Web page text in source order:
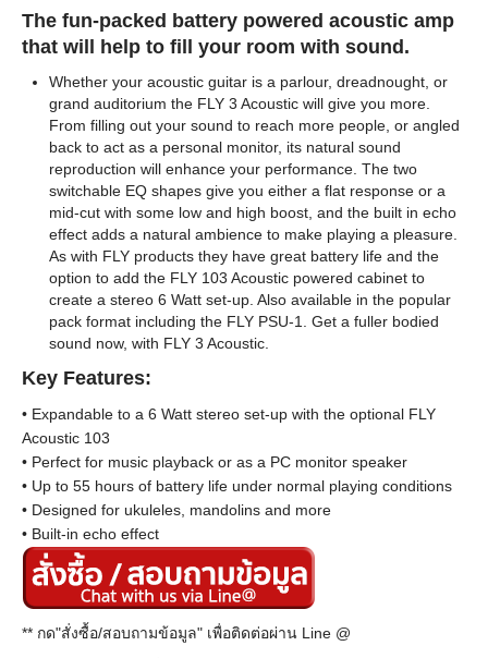
The fun-packed battery powered acoustic amp
that will help to fill your room with sound.
Whether your acoustic guitar is a parlour, dreadnought, or
grand auditorium the FLY 3 Acoustic will give you more.
From filling out your sound to reach more people, or angled
back to act as a personal monitor, its natural sound
reproduction will enhance your performance. The two
switchable EQ shapes give you either a flat response or a
mid-cut with some low and high boost, and the built in echo
effect adds a natural ambience to make playing a pleasure.
As with FLY products they have great battery life and the
option to add the FLY 103 Acoustic powered cabinet to
create a stereo 6 Watt set-up. Also available in the popular
pack format including the FLY PSU-1. Get a fuller bodied
sound now, with FLY 3 Acoustic.
Key Features:
• Expandable to a 6 Watt stereo set-up with the optional FLY
Acoustic 103
• Perfect for music playback or as a PC monitor speaker
• Up to 55 hours of battery life under normal playing conditions
• Designed for ukuleles, mandolins and more
• Built-in echo effect
** กด"สั่งซื้อ/สอบถามข้อมูล" เพื่อติดต่อผ่าน Line @